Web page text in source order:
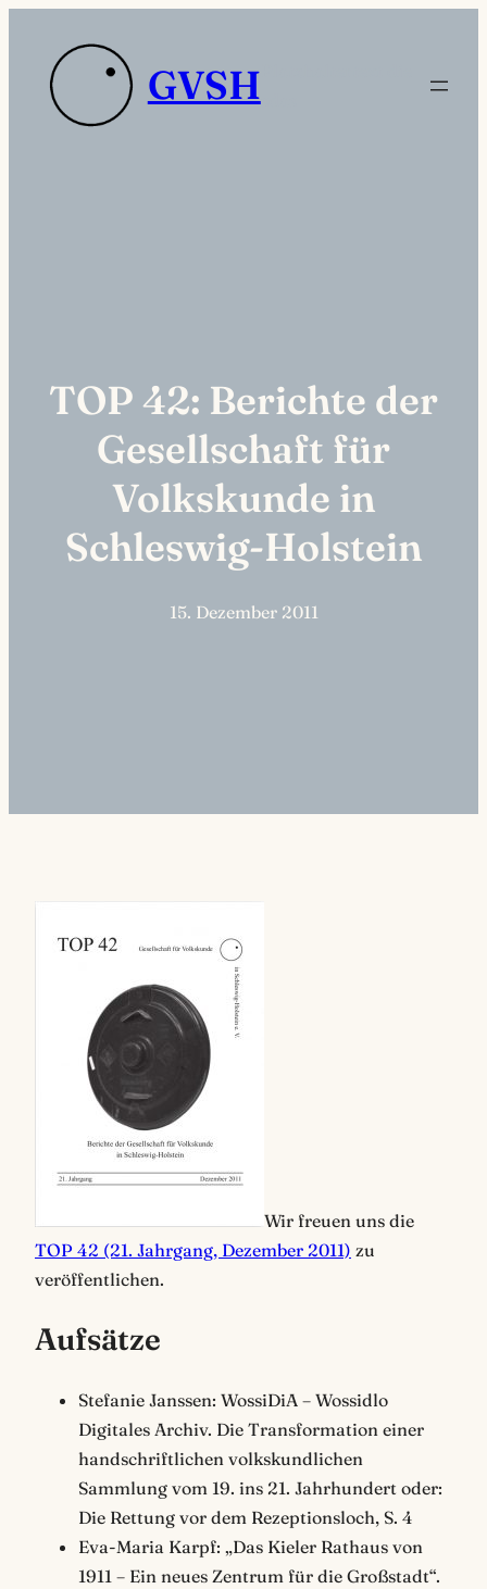
springen
GVSHsdas
TOP 42: Berichte der
Gesellschaft für
Volkskunde in
Schleswig-Holstein
15. Dezember 2011
Wir freuen uns die
TOP 42 (21. Jahrgang, Dezember 2011) zu
veröffentlichen.
Aufsätze
Stefanie Janssen: WossiDiA – Wossidlo
Digitales Archiv. Die Transformation einer
handschriftlichen volkskundlichen
Sammlung vom 19. ins 21. Jahrhundert oder:
Die Rettung vor dem Rezeptionsloch, S. 4
Eva-Maria Karpf: „Das Kieler Rathaus von
1911 – Ein neues Zentrum für die Großstadt“.